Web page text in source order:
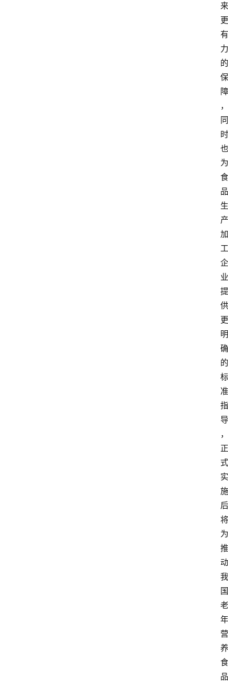
来
更
有
力
的
保
障
，
同
时
也
为
食
品
生
产
加
工
企
业
提
供
更
明
确
的
标
准
指
导
，
正
式
实
施
后
将
为
推
动
我
国
老
年
营
养
食
品